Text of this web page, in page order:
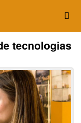
tecnologias